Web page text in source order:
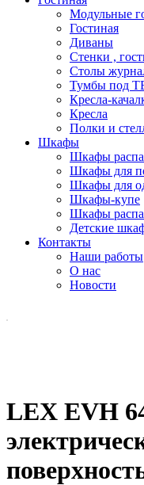
Модульные
Гостиная
Диваны
Стенки ,
Столы
Тумбы под
Кресла-
Кресла
Полки и
Шкафы
Шкафы
Шкафы для
Шкафы для
Шкафы-купе
Шкафы
Детские
Контакты
Наши работы
О нас
Новости
LEX EVH